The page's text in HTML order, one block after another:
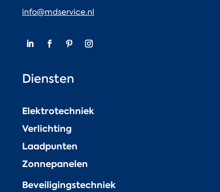
info@mdservice.nl
Diensten
Elektrotechniek
Verlichting
Laadpunten
Zonnepanelen
Beveiligingstechniek